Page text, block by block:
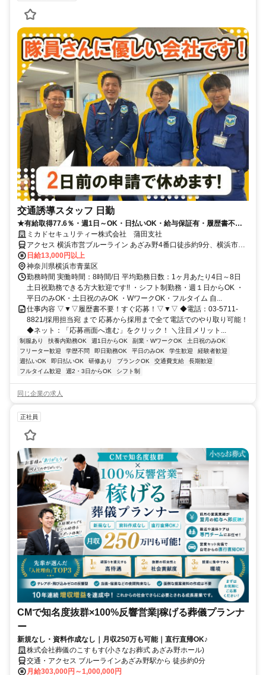
交通誘導スタッフ 日勤
★有給取得77.6％・週1日～OK・日払いOK・給与保証有・履歴書不要
★ ミカドセキュリティー株式会社 蒲田支社
アクセス 横浜市営ブルーライン あざみ野4番口徒歩約9分、横浜市営
ブルーライン あざみ野4番口徒歩約9分、東急田園都市線 江田（神奈
川県）西口徒歩約17分
日給13,000円以上
神奈川県横浜市青葉区
勤務時間 実働時間：8時間/日 平均勤務日数：1ヶ月あたり4日～8日
土日祝勤務できる方大歓迎です!! ・シフト制勤務・週１日からOK ・
平日のみOK・土日祝のみOK ・WワークOK・フルタイム 自...
仕事内容 ▽▼▽履歴書不要！すぐ応募！▽▼▽ ◆電話：03-5711-
8821/採用担当宛 まで 応募から採用まで全て電話でのやり取り可能！
◆ネット：「応募画面へ進む」をクリック！ ＼注目メリット...
制服あり 扶養内勤務OK 週1日からOK 副業・WワークOK
土日祝のみOK
フリーター歓迎
学歴不問 即日勤務OK 平日のみOK 学生歓迎
経験者歓迎
週払いOK
即日払いOK 研修あり ブランクOK 交通費支給
長期歓迎
フルタイム歓迎
週2・3日からOK シフト制
同じ企業の求人
正社員
CMで知名度抜群×100%反響営業|稼げる葬儀プランナ
ー
新規なし・資料作成なし｜月収250万も可能｜直行直帰OK♪
株式会社葬儀のこすもす(小さなお葬式 あざみ野ホール)
交通・アクセス ブルーラインあざみ野駅から 徒歩約0分
月給303,000円～1,000,000円